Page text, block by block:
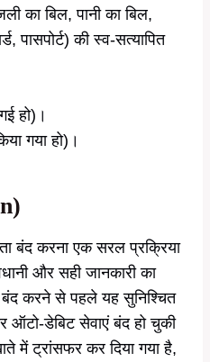
का बिल, पानी का बिल,
पासपोर्ट) की स्व-सत्यापित
हो)।
गया हो)।
बंद करना एक सरल प्रक्रिया
और सही जानकारी का
बंद करने से पहले यह सुनिश्चित
ऑटो-डेबिट सेवाएं बंद हो चुकी
में ट्रांसफर कर दिया गया है,